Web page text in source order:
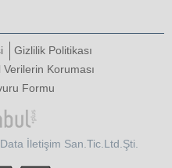
Gizlilik Politikası
Verilerin Koruması
Formu
Data İletişim San.Tic.Ltd.Şti.